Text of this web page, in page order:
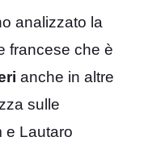
analizzato la
francese che è
anche in altre
sulle
e Lautaro